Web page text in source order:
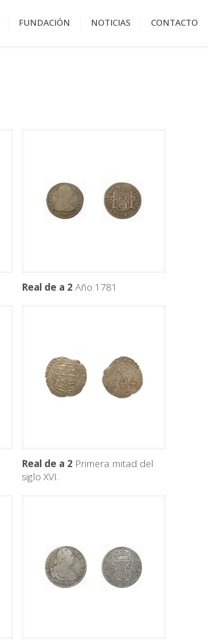
FUNDACIÓN NOTICIAS CONTACTO
Real de a 2 Año 1781
Real de a 2 Primera mitad del
siglo XVI.